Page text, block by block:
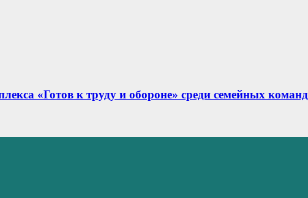
«Готов к труду и обороне» среди семейных команд